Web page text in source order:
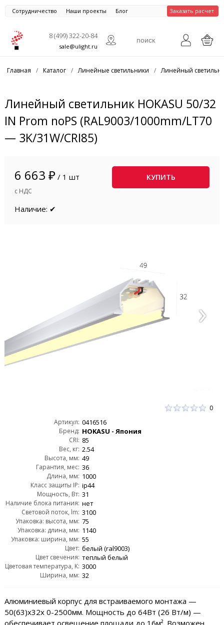
Сотрудничество Наши проекты Блог Заказать расчет
8 (499) 322-20-84
sale@ulight.ru
Главная / Каталог / Линейные светильники / Линейный
Линейный светильник HOKASU 50/32
IN Prom noPS (RAL9003/1000mm/LT70
— 3K/31W/CRI85)
6 663 ₽ / 1 шт
с НДС
КУПИТЬ
Наличие: ✔
0
Артикул: 0416516
Бренд: HOKASU - Япония
CRI: 85
Вес, кг: 2.54
Высота, мм: 49
Гарантия, мес: 36
Длина, мм: 1000
Класс защиты IP: ip44
Мощность, Вт: 31
Наличие блока питания: нет
Световой поток, lm: 3100
Упаковка: высота, мм: 75
Упаковка: длина, мм: 1140
Упаковка: ширина, мм: 55
Цвет: белый (ral9003)
Цвет свечения: теплый белый
Цветовая температура, K: 3000
Ширина, мм: 32
Алюминиевый корпус для встраиваемого монтажа —
50(63)х32x 0-2500мм. Мощность до 64Вт (26 Вт/м) —
обеспечивает освещение площади до 16м². Возможен